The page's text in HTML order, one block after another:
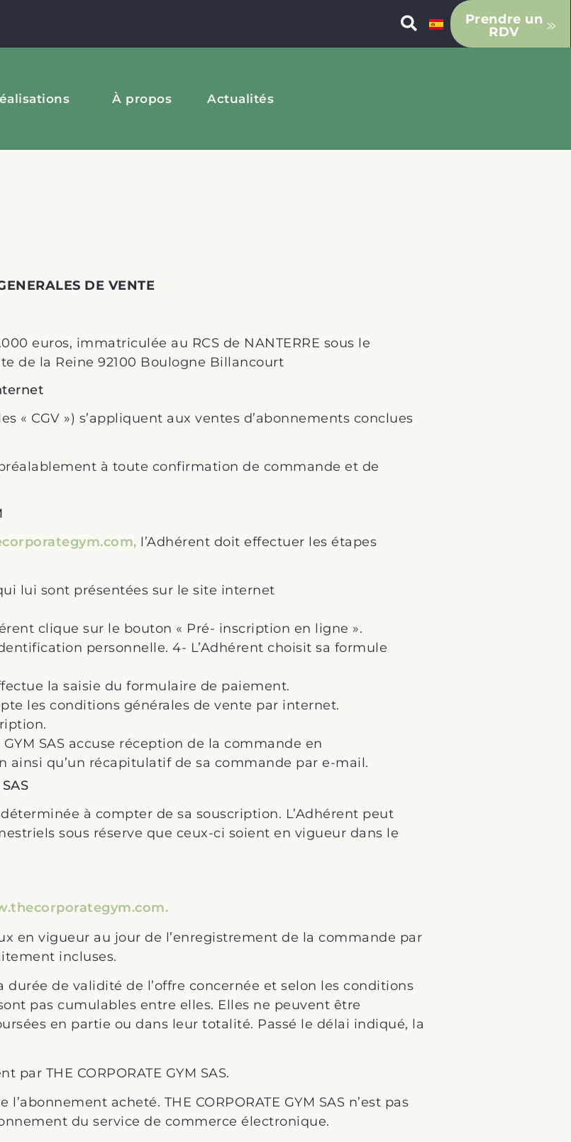
Prendre un
RDV
À propos Actualités
DE VENTE
euros, immatriculée au RCS de NANTERRE sous le
de la Reine 92100 Boulogne Billancourt
« CGV ») s’appliquent aux ventes d’abonnements conclues
à toute confirmation de commande et de
l’Adhérent doit effectuer les étapes
lui sont présentées sur le site internet
clique sur le bouton « Pré- inscription en ligne ».
personnelle. 4- L’Adhérent choisit sa formule
la saisie du formulaire de paiement.
les conditions générales de vente par internet.
SAS accuse réception de la commande en
ainsi qu’un récapitulatif de sa commande par e-mail.
à compter de sa souscription. L’Adhérent peut
sous réserve que ceux-ci soient en vigueur dans le
en vigueur au jour de l’enregistrement de la commande par
incluses.
de validité de l’offre concernée et selon les conditions
pas cumulables entre elles. Elles ne peuvent être
en partie ou dans leur totalité. Passé le délai indiqué, la
THE CORPORATE GYM SAS.
acheté. THE CORPORATE GYM SAS n’est pas
du service de commerce électronique.